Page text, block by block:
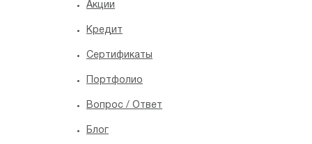
Акции
Кредит
Сертификаты
Портфолио
Вопрос / Ответ
Блог